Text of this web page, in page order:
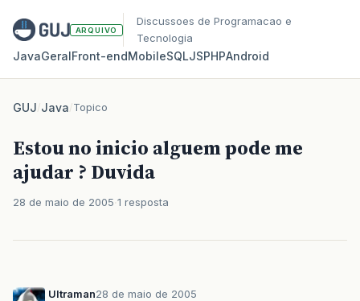
ARQUIVO
Discussoes de Programacao e
Tecnologia
JavaGeralFront‑endMobileSQLJSPHPAndroid
GUJ/Java/Topico
Estou no inicio alguem pode me
ajudar ? Duvida
28 de maio de 2005 1 resposta
Ultraman28 de maio de 2005